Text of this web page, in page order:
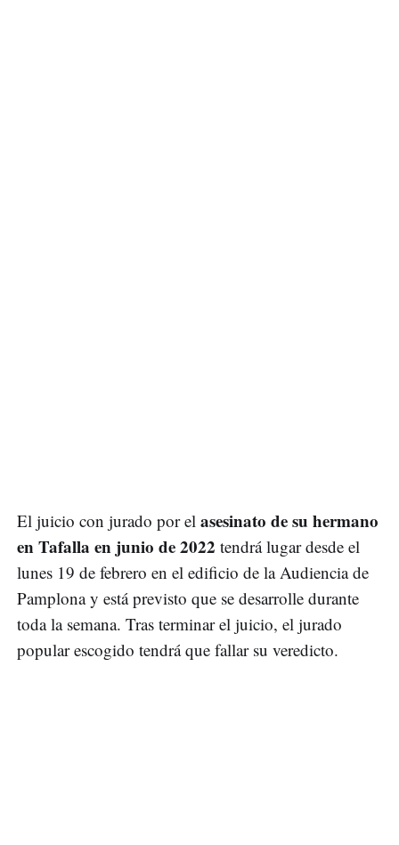
El juicio con jurado por el asesinato de su hermano
en Tafalla en junio de 2022 tendrá lugar desde el
lunes 19 de febrero en el edificio de la Audiencia de
Pamplona y está previsto que se desarrolle durante
toda la semana. Tras terminar el juicio, el jurado
popular escogido tendrá que fallar su veredicto.